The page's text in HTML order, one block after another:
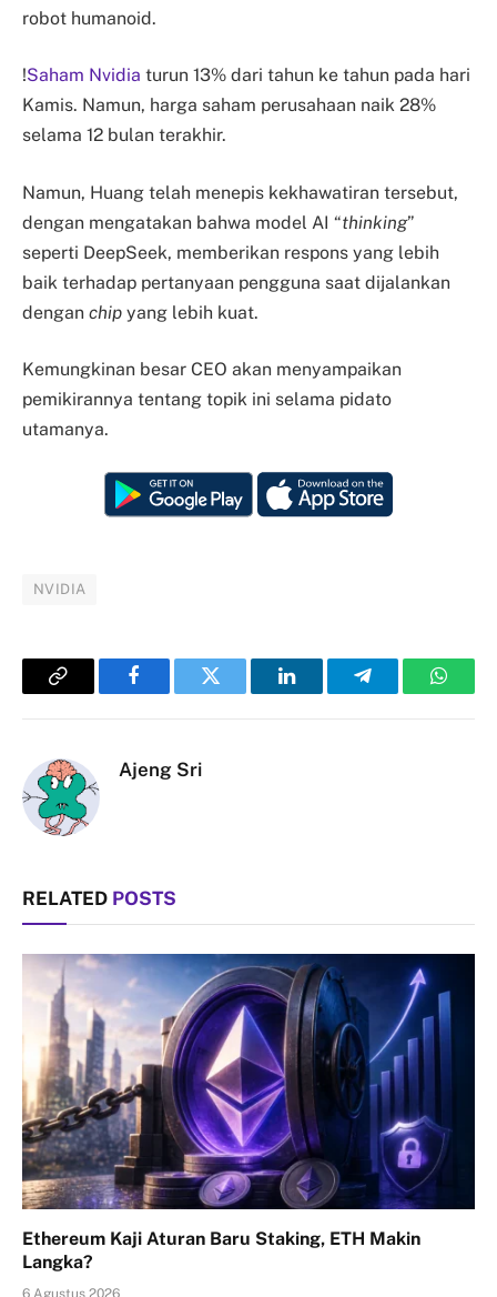
robot humanoid.
!Saham Nvidia turun 13% dari tahun ke tahun pada hari
Kamis. Namun, harga saham perusahaan naik 28%
selama 12 bulan terakhir.
Namun, Huang telah menepis kekhawatiran tersebut,
dengan mengatakan bahwa model AI “thinking”
seperti DeepSeek, memberikan respons yang lebih
baik terhadap pertanyaan pengguna saat dijalankan
dengan chip yang lebih kuat.
Kemungkinan besar CEO akan menyampaikan
pemikirannya tentang topik ini selama pidato
utamanya.
NVIDIA
Copy
FacebookTwitter LinkedInTelegram
Ajeng Sri
RELATED POSTS
Ethereum Kaji Aturan Baru Staking, ETH Makin
Langka?
6 Agustus 2026